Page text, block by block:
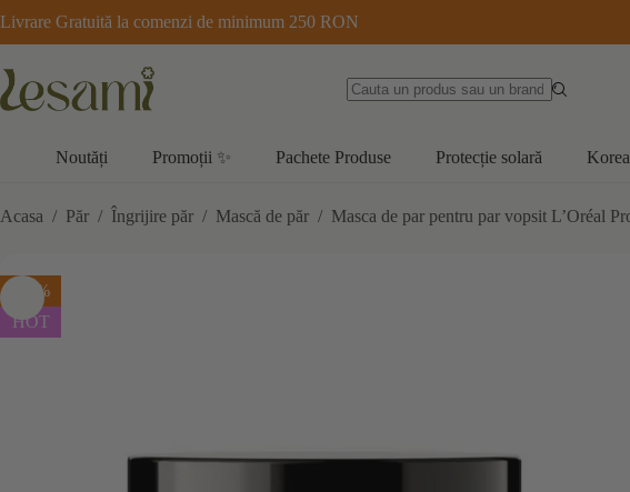
la
conținut
Livrare Gratuită la comenzi de minimum 250 RON
Noutăți Promoții ✨ Pachete Produse Protecție solară
Acasa / Păr / Îngrijire păr / Mască de păr / Masca de par pentru par vopsit L’Oréal
-20%
HOT